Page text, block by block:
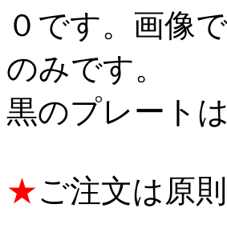
０です。画像
のみです。
黒のプレート
★ご注文は原